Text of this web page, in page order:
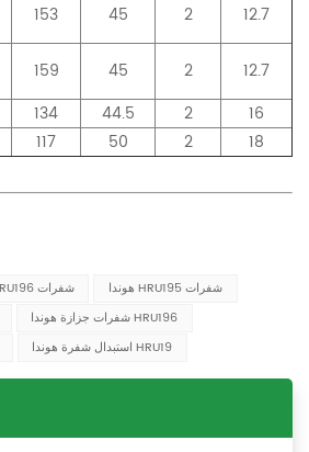
153 45 2
12.7
159 45 2
12.7
134 44.5 2
16
117 50 2 18
هوندا HRU196 شفرات
هوندا HRU195 شفرات
شفرات جزازة هوندا HRU196
استبدال شفرة هوندا HRU19